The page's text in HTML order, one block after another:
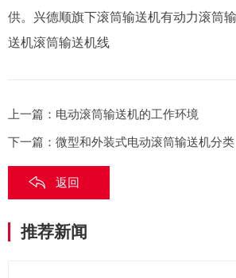
供。兴德顺旗下滚筒输送机有动力滚筒
送机滚筒输送机线
上一篇： 电动滚筒输送机的工作环境
下一篇： 微型和外装式电动滚筒输送机分类
返回
推荐新闻